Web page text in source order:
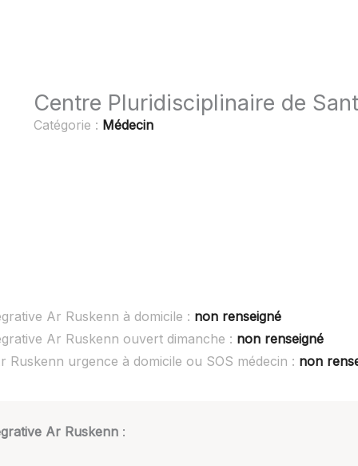
Centre Pluridisciplinaire de
Catégorie : Médecin
Ar Ruskenn à domicile : non renseigné
Ar Ruskenn ouvert dimanche : non renseigné
urgence à domicile ou SOS médecin : non
Ar Ruskenn :